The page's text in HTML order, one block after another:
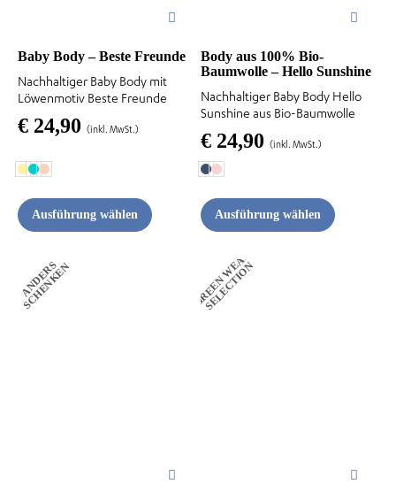
Baby Body – Beste Freunde
Nachhaltiger Baby Body mit
Löwenmotiv Beste Freunde
€ 24,90 (inkl. MwSt.)
Ausführung wählen
der
Produktseite
gewählt
werden
Body aus 100% Bio-
Baumwolle – Hello Sunshine
Nachhaltiger Baby Body Hello
Sunshine aus Bio-Baumwolle
€24,90 (inkl. MwSt.)
Ausführung wählen
der
Produktseite
gewählt
werden
A
N
D
E
R
S
S
C
H
E
N
K
E
N
Dieses
Produkt
G
R
E
E
N
W
E
A
R
S
E
L
E
C
T
I
O
N
Dieses
Produkt